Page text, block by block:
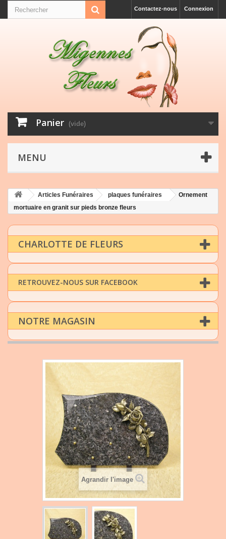
Connexion
Contactez-nous
Panier (vide)
MENU
Articles Funéraires plaques funéraires
Ornement
mortuaire en granit sur pieds bronze fleurs
CHARLOTTE DE FLEURS
RETROUVEZ-NOUS SUR FACEBOOK
NOTRE MAGASIN
Agrandir l'image